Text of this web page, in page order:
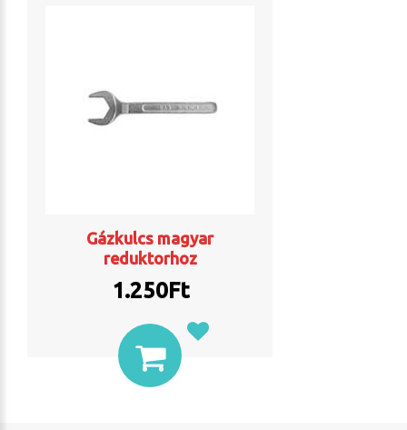
Gázkulcs magyar
reduktorhoz
1.250Ft